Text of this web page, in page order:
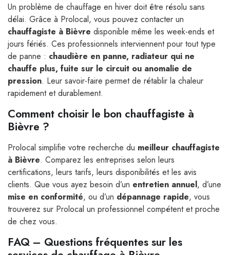
Un problème de chauffage en hiver doit être résolu sans
délai. Grâce à Prolocal, vous pouvez contacter un
chauffagiste à Bièvre disponible même les week-ends et
jours fériés. Ces professionnels interviennent pour tout type
de panne : chaudière en panne, radiateur qui ne
chauffe plus, fuite sur le circuit ou anomalie de
pression. Leur savoir-faire permet de rétablir la chaleur
rapidement et durablement.
Comment choisir le bon chauffagiste à
Bièvre ?
Prolocal simplifie votre recherche du meilleur chauffagiste
à Bièvre. Comparez les entreprises selon leurs
certifications, leurs tarifs, leurs disponibilités et les avis
clients. Que vous ayez besoin d’un entretien annuel, d’une
mise en conformité, ou d’un dépannage rapide, vous
trouverez sur Prolocal un professionnel compétent et proche
de chez vous.
FAQ – Questions fréquentes sur les